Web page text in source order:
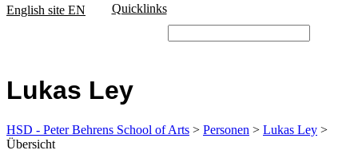
English site EN Quicklinks
Lukas Ley
HSD - Peter Behrens School of Arts > Personen > Lukas Ley >
Übersicht